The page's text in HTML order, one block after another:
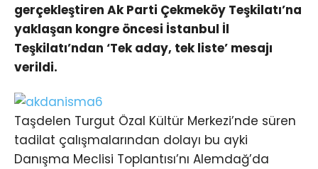
gerçekleştiren Ak Parti Çekmeköy Teşkilatı’na
yaklaşan kongre öncesi İstanbul İl
Teşkilatı’ndan ‘Tek aday, tek liste’ mesajı
verildi.
Taşdelen Turgut Özal Kültür Merkezi’nde süren
tadilat çalışmalarından dolayı bu ayki
Danışma Meclisi Toplantısı’nı Alemdağ’da